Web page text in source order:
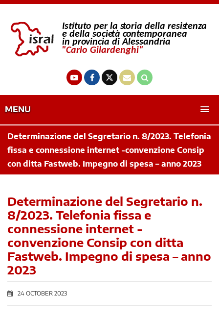
MENU
Determinazione del Segretario n. 8/2023. Telefonia
fissa e connessione internet -convenzione Consip
con ditta Fastweb. Impegno di spesa – anno 2023
Determinazione del Segretario n.
8/2023. Telefonia fissa e
connessione internet -
convenzione Consip con ditta
Fastweb. Impegno di spesa – anno
2023
24 OCTOBER 2023